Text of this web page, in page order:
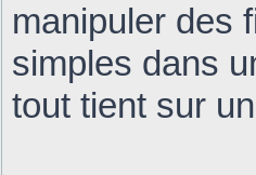
manipuler des
simples dans
tout tient sur